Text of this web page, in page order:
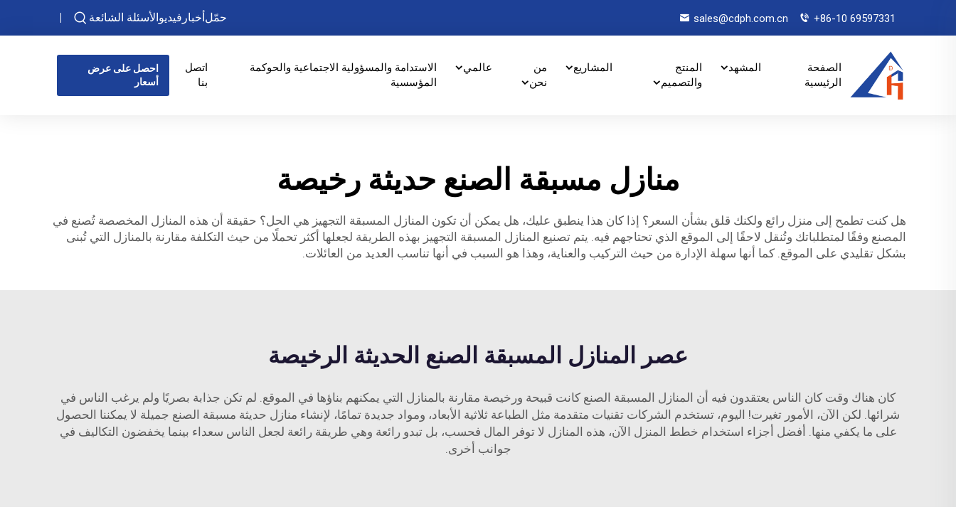
+86-10 69597331
sales@cdph.com.cn حمّلأخبار فيديوالأسئلة الشائعة
الصفحة
الرئيسية
المشهد
المنتج
والتصميم
المشاريع
من
نحن
عالمي
الاستدامة والمسؤولية الاجتماعية والحوكمة
المؤسسية
اتصل
بنا
احصل على عرض
أسعار
منازل مسبقة الصنع حديثة رخيصة
هل كنت تطمح إلى منزل رائع ولكنك قلق بشأن السعر؟ إذا كان هذا ينطبق عليك، هل يمكن أن تكون المنازل المسبقة التجهيز هي الحل؟ حقيقة أن هذه المنازل المخصصة تُصنع في
المصنع وفقًا لمتطلباتك وتُنقل لاحقًا إلى الموقع الذي تحتاجهم فيه. يتم تصنيع المنازل المسبقة التجهيز بهذه الطريقة لجعلها أكثر تحملًا من حيث التكلفة مقارنة بالمنازل التي تُبنى
بشكل تقليدي على الموقع. كما أنها سهلة الإدارة من حيث التركيب والعناية، وهذا هو السبب في أنها تناسب العديد من العائلات.
عصر المنازل المسبقة الصنع الحديثة الرخيصة
كان هناك وقت كان الناس يعتقدون فيه أن المنازل المسبقة الصنع كانت قبيحة ورخيصة مقارنة بالمنازل التي يمكنهم بناؤها في الموقع. لم تكن جذابة بصريًا ولم يرغب الناس في
شرائها. لكن الآن، الأمور تغيرت! اليوم، تستخدم الشركات تقنيات متقدمة مثل الطباعة ثلاثية الأبعاد، ومواد جديدة تمامًا، لإنشاء منازل حديثة مسبقة الصنع جميلة لا يمكننا الحصول
على ما يكفي منها. أفضل أجزاء استخدام خطط المنزل الآن، هذه المنازل لا توفر المال فحسب، بل تبدو رائعة وهي طريقة رائعة لجعل الناس سعداء بينما يخفضون التكاليف في
جوانب أخرى.